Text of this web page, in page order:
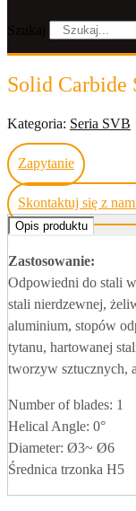
Solid Carbide
Kategoria: Seria SVB
Zapytanie
Skontaktuj się z
Opis produktu
Zastosowanie:
Odpowiedni do stali
stali nierdzewnej,
aluminium, stopów
tytanu, hartowanej
tworzyw sztucznych,
Number of blades: 1
Helical Angle: 0°
Diameter: Ø3~ Ø6
Średnica trzonka H5